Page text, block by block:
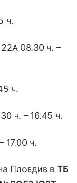
ч.
08.30 ч. –
ч.
ч. – 16.45 ч.
17.00 ч.
Пловдив вТБ